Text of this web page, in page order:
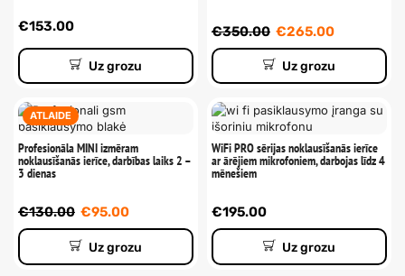
€153.00
Uz grozu
€350.00 €265.00
Uz grozu
ATLAIDE
Profesionāla MINI izmēram
noklausīšanās ierīce, darbības laiks 2 –
3 dienas
€130.00 €95.00
Uz grozu
WiFi PRO sērijas noklausīšanās ierīce
ar ārējiem mikrofoniem, darbojas līdz 4
mēnešiem
€195.00
Uz grozu